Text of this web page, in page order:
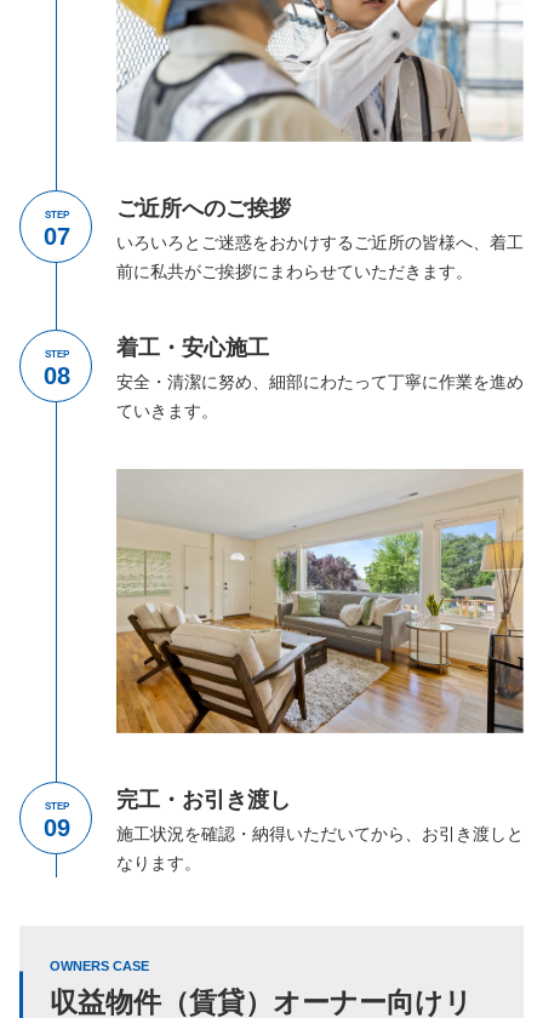
STEP ご近所へのご挨拶
いろいろとご迷惑をおかけするご近所の皆様へ、着工
前に私共がご挨拶にまわらせていただきます。
STEP 着工・安心施工
安全・清潔に努め、細部にわたって丁寧に作業を進め
ていきます。
STEP 完工・お引き渡し
施工状況を確認・納得いただいてから、お引き渡しと
なります。
OWNERS CASE
収益物件（賃貸）オーナー向けリ